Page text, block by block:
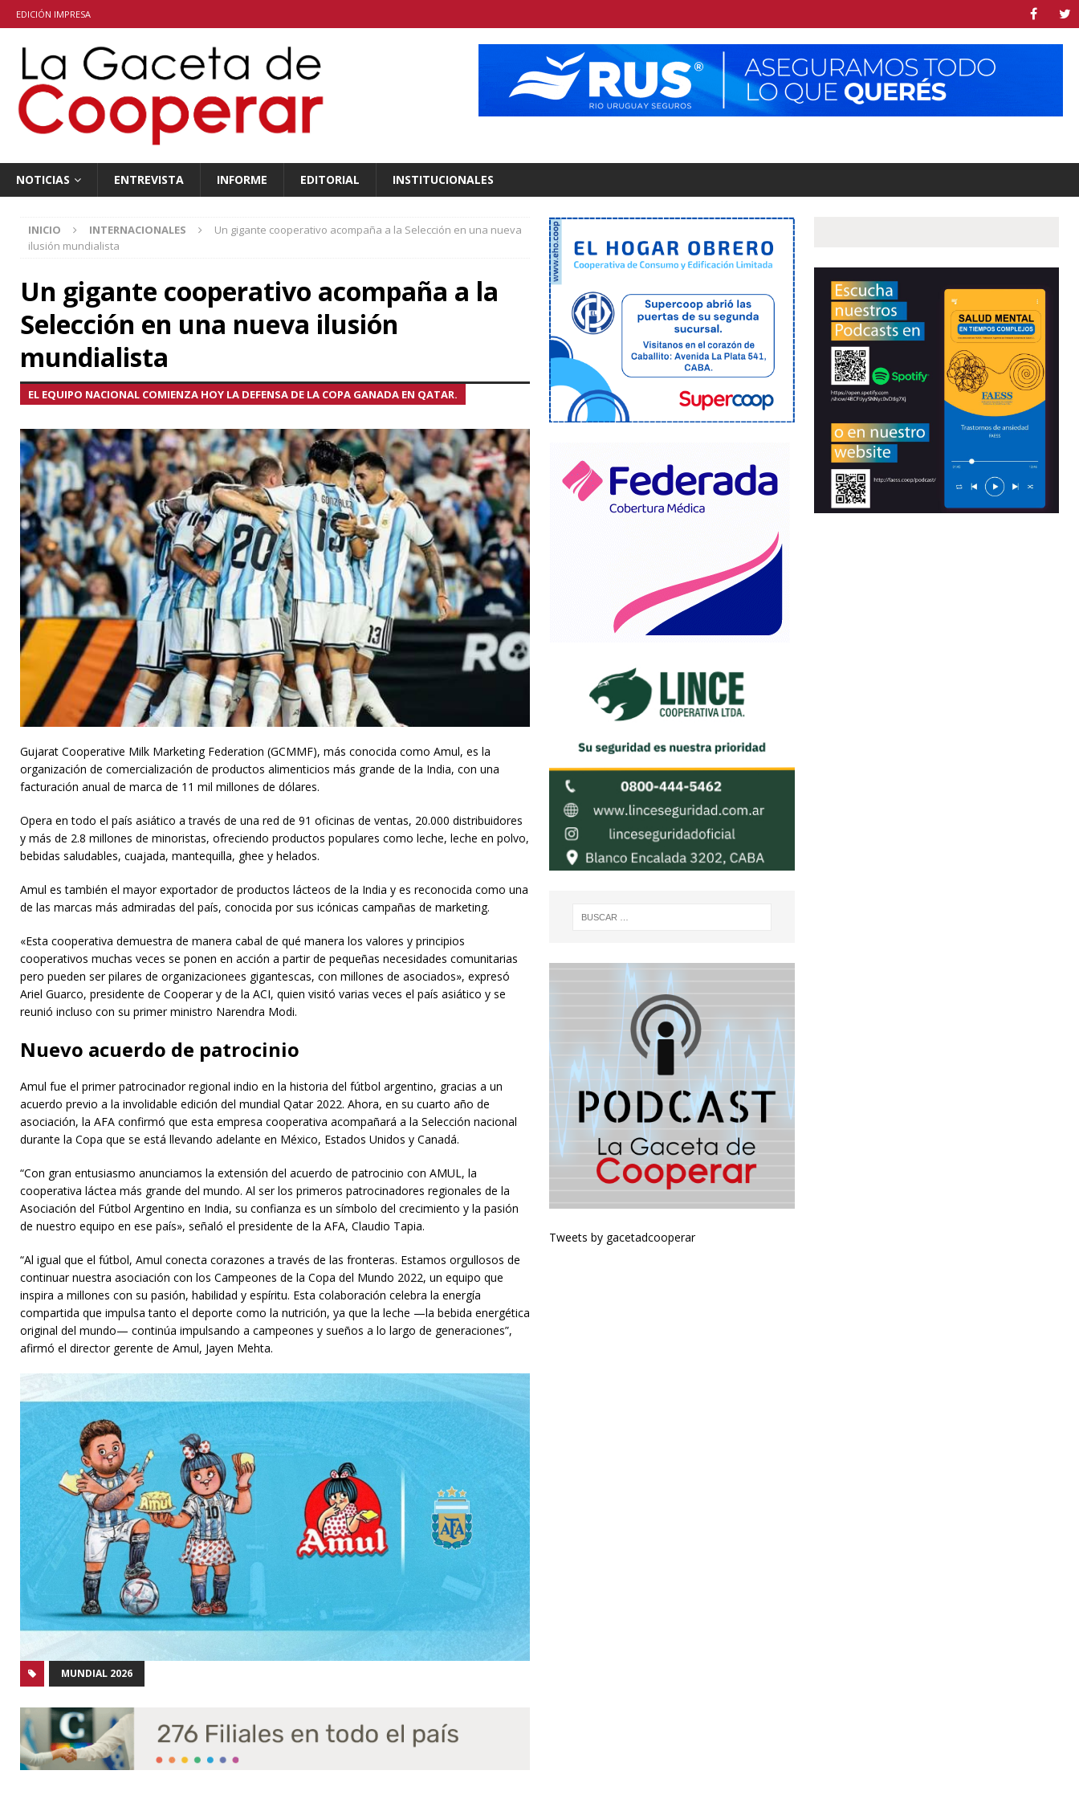
EDICIÓN IMPRESA
NOTICIAS ENTREVISTA INFORME EDITORIAL INSTITUCIONALES
INICIO INTERNACIONALES
Un gigante cooperativo acompaña a la Selección en una nueva
ilusión mundialista
Un gigante cooperativo acompaña a la
Selección en una nueva ilusión
mundialista
EL EQUIPO NACIONAL COMIENZA HOY LA DEFENSA DE LA COPA GANADA EN QATAR.
Gujarat Cooperative Milk Marketing Federation (GCMMF), más conocida como Amul, es la
organización de comercialización de productos alimenticios más grande de la India, con una
facturación anual de marca de 11 mil millones de dólares.
Opera en todo el país asiático a través de una red de 91 oficinas de ventas, 20.000 distribuidores
y más de 2.8 millones de minoristas, ofreciendo productos populares como leche, leche en polvo,
bebidas saludables, cuajada, mantequilla, ghee y helados.
Amul es también el mayor exportador de productos lácteos de la India y es reconocida como una
de las marcas más admiradas del país, conocida por sus icónicas campañas de marketing.
«Esta cooperativa demuestra de manera cabal de qué manera los valores y principios
cooperativos muchas veces se ponen en acción a partir de pequeñas necesidades comunitarias
pero pueden ser pilares de organizacionees gigantescas, con millones de asociados», expresó
Ariel Guarco, presidente de Cooperar y de la ACI, quien visitó varias veces el país asiático y se
reunió incluso con su primer ministro Narendra Modi.
Nuevo acuerdo de patrocinio
Amul fue el primer patrocinador regional indio en la historia del fútbol argentino, gracias a un
acuerdo previo a la involidable edición del mundial Qatar 2022. Ahora, en su cuarto año de
asociación, la AFA confirmó que esta empresa cooperativa acompañará a la Selección nacional
durante la Copa que se está llevando adelante en México, Estados Unidos y Canadá.
“Con gran entusiasmo anunciamos la extensión del acuerdo de patrocinio con AMUL, la
cooperativa láctea más grande del mundo. Al ser los primeros patrocinadores regionales de la
Asociación del Fútbol Argentino en India, su confianza es un símbolo del crecimiento y la pasión
de nuestro equipo en ese país», señaló el presidente de la AFA, Claudio Tapia.
“Al igual que el fútbol, Amul conecta corazones a través de las fronteras. Estamos orgullosos de
continuar nuestra asociación con los Campeones de la Copa del Mundo 2022, un equipo que
inspira a millones con su pasión, habilidad y espíritu. Esta colaboración celebra la energía
compartida que impulsa tanto el deporte como la nutrición, ya que la leche —la bebida energética
original del mundo— continúa impulsando a campeones y sueños a lo largo de generaciones”,
afirmó el director gerente de Amul, Jayen Mehta.
MUNDIAL 2026
Tweets by gacetadcooperar